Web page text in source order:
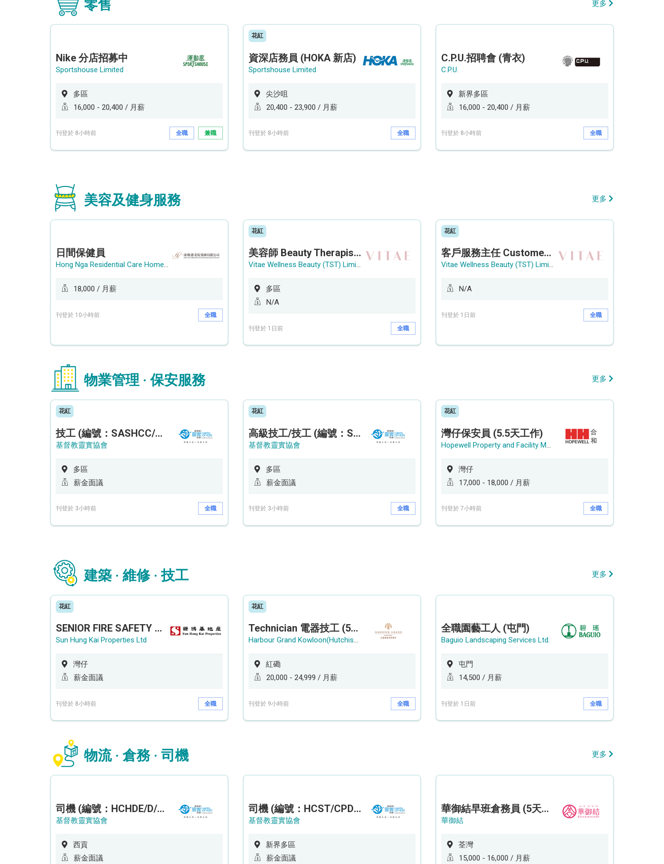
零售 更多
Nike 分店招募中
Sportshouse Limited
多區
16,000 - 20,400 / 月薪
刊登於 8小時前 全職 兼職
花紅
資深店務員 (HOKA 新店)
Sportshouse Limited
尖沙咀
20,400 - 23,900 / 月薪
刊登於 8小時前 全職
C.P.U.招聘會 (青衣)
C.P.U.
新界多區
16,000 - 20,400 / 月薪
刊登於 8小時前 全職
美容及健身服務 更多
日間保健員
Hong Nga Residential Care Home Group Limited
18,000 / 月薪
刊登於 10小時前 全職
花紅
美容師 Beauty Therapist (銅鑼灣 / 尖沙咀)
Vitae Wellness Beauty (TST) Limited
多區
N/A
刊登於 1日前 全職
花紅
客戶服務主任 Customer Service Officer (銅鑼灣)
Vitae Wellness Beauty (TST) Limited
N/A
刊登於 1日前 全職
物業管理 · 保安服務 更多
花紅
技工 (編號：SASHCC/A/CTE)
基督教靈實協會
多區
薪金面議
刊登於 3小時前 全職
花紅
高級技工/技工 (編號：SSO/FM/A/CTE)
基督教靈實協會
多區
薪金面議
刊登於 3小時前 全職
花紅
灣仔保安員 (5.5天工作)
Hopewell Property and Facility Management Ltd. 合和物業及設施管理有限公司
灣仔
17,000 - 18,000 / 月薪
刊登於 7小時前 全職
建築 · 維修 · 技工 更多
花紅
SENIOR FIRE SAFETY OFFICER / FIRE SAFETY OFFICER
Sun Hung Kai Properties Ltd
灣仔
薪金面議
刊登於 8小時前 全職
花紅
Technician 電器技工 (5-Day Work Week)
Harbour Grand Kowloon(Hutchison Hotel Hong Kong Limited)
紅磡
20,000 - 24,999 / 月薪
刊登於 9小時前 全職
全職園藝工人 (屯門)
Baguio Landscaping Services Ltd.
屯門
14,500 / 月薪
刊登於 1日前 全職
物流 · 倉務 · 司機 更多
司機 (編號：HCHDE/D/CTE)
基督教靈實協會
西貢
薪金面議
司機 (編號：HCST/CPD/CTE)
基督教靈實協會
新界多區
薪金面議
華御結早班倉務員 (5天工作週)
華御結
荃灣
15,000 - 16,000 / 月薪